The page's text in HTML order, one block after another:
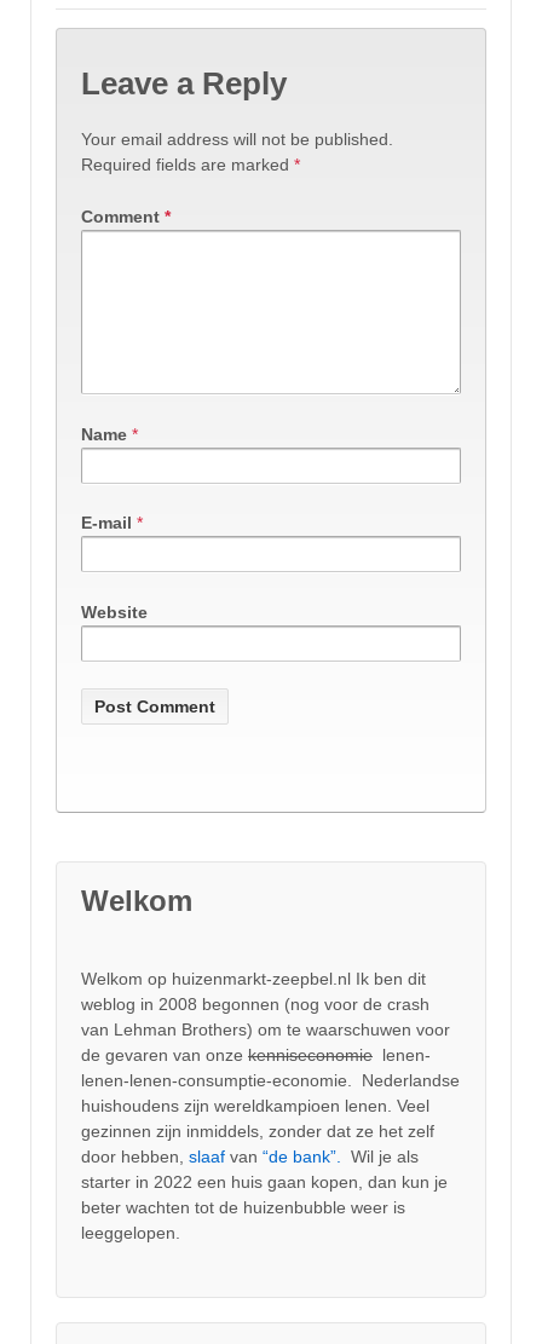
Leave a Reply
Your email address will not be published.
Required fields are marked *
Comment *
Name *
E-mail *
Website
Welkom
Welkom op huizenmarkt-zeepbel.nl Ik ben dit
weblog in 2008 begonnen (nog voor de crash
van Lehman Brothers) om te waarschuwen voor
de gevaren van onze kenniseconomie lenen-
lenen-lenen-consumptie-economie. Nederlandse
huishoudens zijn wereldkampioen lenen. Veel
gezinnen zijn inmiddels, zonder dat ze het zelf
door hebben, slaaf van “de bank”.
Wil je als
starter in 2022 een huis gaan kopen, dan kun je
beter wachten tot de huizenbubble weer is
leeggelopen.